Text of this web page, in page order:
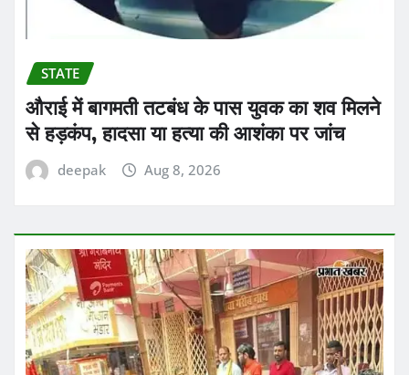
STATE
औराई में बागमती तटबंध के पास युवक का शव मिलने
से हड़कंप, हादसा या हत्या की आशंका पर जांच
deepak Aug 8, 2026